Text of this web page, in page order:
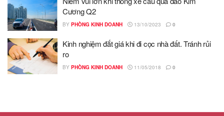
Cương Q2
BY PHÒNG KINH DOANH 13/10/2023 0
Kinh nghiệm đắt giá khi đi cọc nhà đất. Tránh rủi
ro
BY PHÒNG KINH DOANH 11/05/2018 0